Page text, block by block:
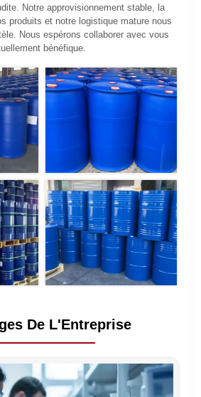
Notre approvisionnement stable, la
produits et notre logistique mature nous
Nous espérons collaborer avec vous
bénéfique.
De L'Entreprise